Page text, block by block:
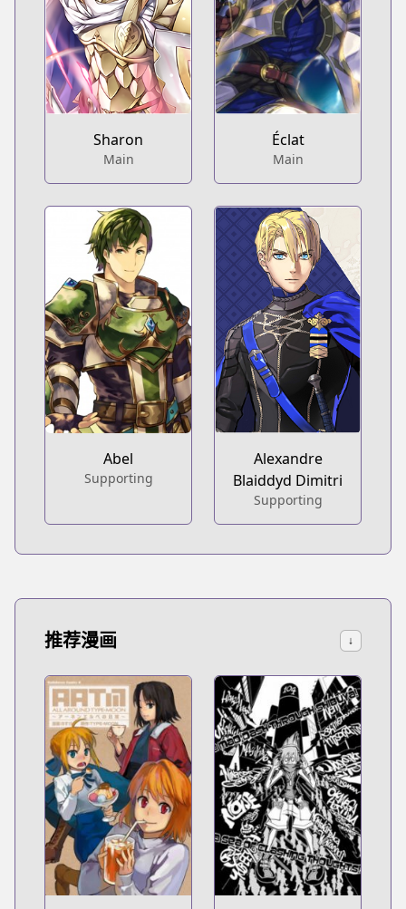
Sharon
Main
Éclat
Main
Abel
Supporting
Alexandre
Blaiddyd Dimitri
Supporting
推荐漫画 ↓